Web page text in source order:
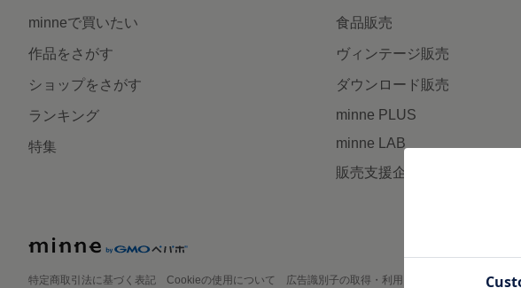
minneで買いたい
作品をさがす
ショップをさがす
ランキング
特集
食品販売
ヴィンテージ販売
ダウンロード販売
minne PLUS
minne LAB
販売支援企画・イベント
特定商取引法に基づく表記 Cookieの使用について 広告識別子の取得・利用 プライバシーポリシー